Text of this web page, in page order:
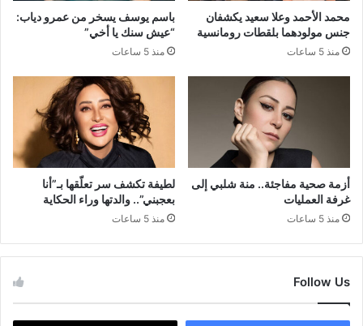
محمد الأحمد وعلا سعيد يكشفان
جنس مولودهما بلقطات رومانسية
منذ 5 ساعات
باسم يوسف يسخر من عمرو دياب:
“عيش سنك يا أخي”
منذ 5 ساعات
أزمة صحية مفاجئة.. منة شلبي إلى
غرفة العمليات
منذ 5 ساعات
لطيفة تكشف سر تعلّقها بـ”أنا
بعجبني”.. والدتها وراء الحكاية
منذ 5 ساعات
Follow Us